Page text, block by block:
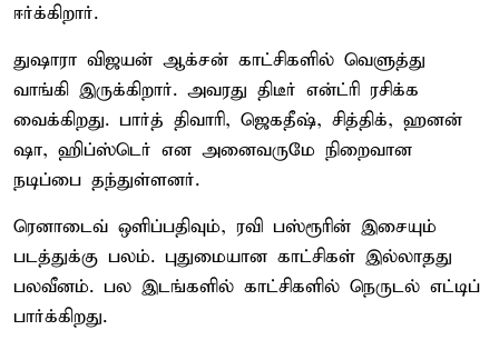
ஈர்க்கிறார்.
துஷாரா விஜயன் ஆக்சன் காட்சிகளில் வெளுத்து
வாங்கி இருக்கிறார். அவரது திடீர் என்ட்ரி ரசிக்க
வைக்கிறது. பார்த் திவாரி, ஜெகதீஷ், சித்திக், ஹனன்
ஷா, ஹிப்ஸ்டெர் என அனைவருமே நிறைவான
நடிப்பை தந்துள்ளனர்.
ரெனாடைவ் ஒளிப்பதிவும், ரவி பஸ்ரூரின் இசையும்
படத்துக்கு பலம். புதுமையான காட்சிகள் இல்லாதது
பலவீனம். பல இடங்களில் காட்சிகளில் நெருடல் எட்டிப்
பார்க்கிறது.